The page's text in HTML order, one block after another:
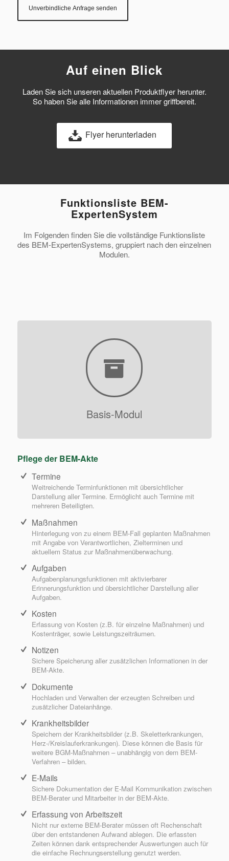
Auf einen Blick
Laden Sie sich unseren aktuellen Produktflyer herunter.
So haben Sie alle Informationen immer griffbereit.
Flyer herunterladen
Funktionsliste BEM-
ExpertenSystem
Im Folgenden finden Sie die vollständige Funktionsliste
des BEM-ExpertenSystems, gruppiert nach den einzelnen
Modulen.
Basis-Modul
Pflege der BEM-Akte
Termine
Weitreichende Terminfunktionen mit übersichtlicher
Darstellung aller Termine. Ermöglicht auch Termine mit
mehreren Beteiligten.
Maßnahmen
Hinterlegung von zu einem BEM-Fall geplanten Maßnahmen
mit Angabe von Verantwortlichen, Zielterminen und
aktuellem Status zur Maßnahmenüberwachung.
Aufgaben
Aufgabenplanungsfunktionen mit aktivierbarer
Erinnerungsfunktion und übersichtlicher Darstellung aller
Aufgaben.
Kosten
Erfassung von Kosten (z.B. für einzelne Maßnahmen) und
Kostenträger, sowie Leistungszeiträumen.
Notizen
Sichere Speicherung aller zusätzlichen Informationen in der
BEM-Akte.
Dokumente
Hochladen und Verwalten der erzeugten Schreiben und
zusätzlicher Dateianhänge.
Krankheitsbilder
Speichern der Krankheitsbilder (z.B. Skeletterkrankungen,
Herz-/Kreislauferkrankungen). Diese können die Basis für
weitere BGM-Maßnahmen – unabhängig von dem BEM-
Verfahren – bilden.
E-Mails
Sichere Dokumentation der E-Mail Kommunikation zwischen
BEM-Berater und Mitarbeiter in der BEM-Akte.
Erfassung von Arbeitszeit
Nicht nur externe BEM-Berater müssen oft Rechenschaft
über den entstandenen Aufwand ablegen. Die erfassten
Zeiten können dank entsprechender Auswertungen auch für
die einfache Rechnungserstellung genutzt werden.